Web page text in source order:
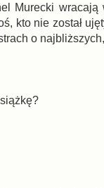
Murecki
kto nie został
o